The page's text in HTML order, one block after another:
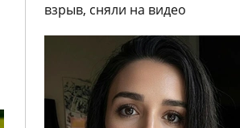
взрыв, сняли на видео